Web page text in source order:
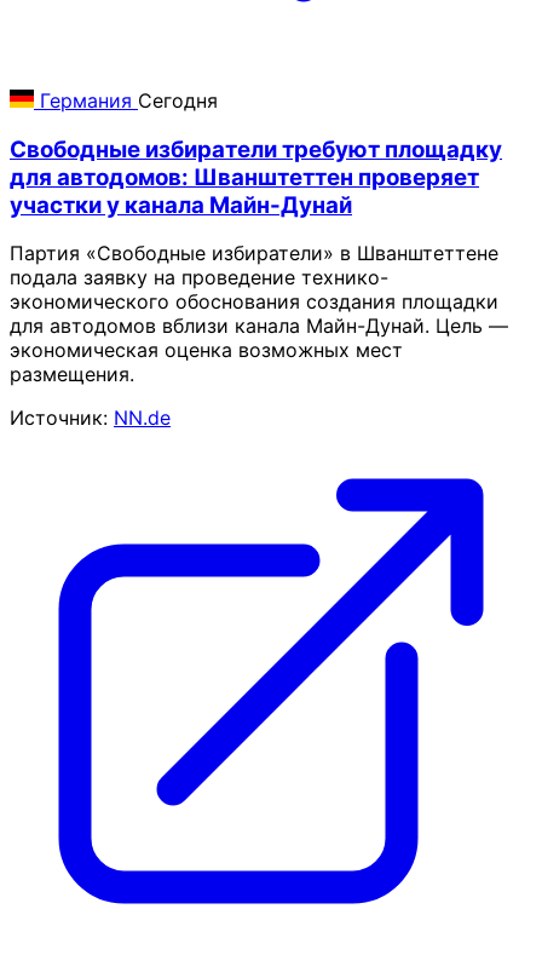
Германия Сегодня
Свободные избиратели требуют площадку
для автодомов: Шванштеттен проверяет
участки у канала Майн-Дунай
Партия «Свободные избиратели» в Шванштеттене
подала заявку на проведение технико-
экономического обоснования создания площадки
для автодомов вблизи канала Майн-Дунай. Цель —
экономическая оценка возможных мест
размещения.
Источник: NN.de